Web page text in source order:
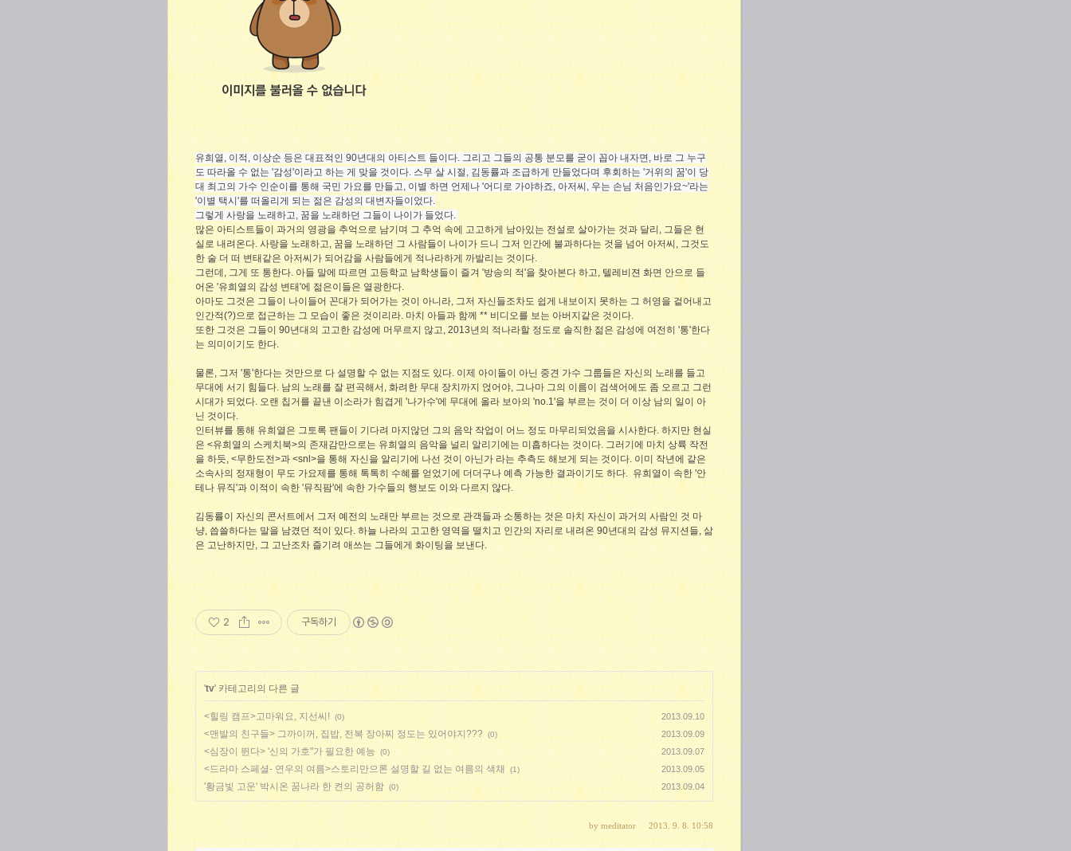
유희열, 이적, 이상순 등은 대표적인 90년대의 아티스트 들이다. 그리고 그들의 공통 분모를 굳이 꼽아 내자면, 바로 그 누구
도 따라올 수 없는 '감성'이라고 하는 게 맞을 것이다. 스무 살 시절, 김동률과 조급하게 만들었다며 후회하는 '거위의 꿈'이 당
대 최고의 가수 인순이를 통해 국민 가요를 만들고, 이별 하면 언제나 '어디로 가야하죠, 아저씨, 우는 손님 처음인가요~'라는
'이별 택시'를 떠올리게 되는 젊은 감성의 대변자들이었다.
그렇게 사랑을 노래하고, 꿈을 노래하던 그들이 나이가 들었다.
많은 아티스트들이 과거의 영광을 추억으로 남기며 그 추억 속에 고고하게 남아있는 전설로 살아가는 것과 달리, 그들은 현
실로 내려온다. 사랑을 노래하고, 꿈을 노래하던 그 사람들이 나이가 드니 그저 인간에 불과하다는 것을 넘어 아저씨, 그것도
한 술 더 떠 변태같은 아저씨가 되어감을 사람들에게 적나라하게 까발리는 것이다.
그런데, 그게 또 통한다. 아들 말에 따르면 고등학교 남학생들이 즐겨 '방송의 적'을 찾아본다 하고, 텔레비젼 화면 안으로 들
어온 '유희열의 감성 변태'에 젊은이들은 열광한다.
아마도 그것은 그들이 나이들어 꼰대가 되어가는 것이 아니라, 그저 자신들조차도 쉽게 내보이지 못하는 그 허영을 겉어내고
인간적(?)으로 접근하는 그 모습이 좋은 것이리라. 마치 아들과 함께 ** 비디오를 보는 아버지같은 것이다.
또한 그것은 그들이 90년대의 고고한 감성에 머무르지 않고, 2013년의 적나라할 정도로 솔직한 젊은 감성에 여전히 '통'한다
는 의미이기도 한다.
물론, 그저 '통'한다는 것만으로 다 설명할 수 없는 지점도 있다. 이제 아이돌이 아닌 중견 가수 그룹들은 자신의 노래를 들고
무대에 서기 힘들다. 남의 노래를 잘 편곡해서, 화려한 무대 장치까지 얹어야, 그나마 그의 이름이 검색어에도 좀 오르고 그런
시대가 되었다. 오랜 칩거를 끝낸 이소라가 힘겹게 '나가수'에 무대에 올라 보아의 'no.1'을 부르는 것이 더 이상 남의 일이 아
닌 것이다.
인터뷰를 통해 유희열은 그토록 팬들이 기다려 마지않던 그의 음악 작업이 어느 정도 마무리되었음을 시사한다. 하지만 현실
은 <유희열의 스케치북>의 존재감만으로는 유희열의 음악을 널리 알리기에는 미흡하다는 것이다. 그러기에 마치 상륙 작전
을 하듯, <무한도전>과 <snl>을 통해 자신을 알리기에 나선 것이 아닌가 라는 추측도 해보게 되는 것이다. 이미 작년에 같은
소속사의 정재형이 무도 가요제를 통해 톡톡히 수혜를 얻었기에 더더구나 예측 가능한 결과이기도 하다. 유희열이 속한 '안
테나 뮤직'과 이적이 속한 '뮤직팜'에 속한 가수들의 행보도 이와 다르지 않다.
김동률이 자신의 콘서트에서 그저 예전의 노래만 부르는 것으로 관객들과 소통하는 것은 마치 자신이 과거의 사람인 것 마
냥, 씁쓸하다는 말을 남겼던 적이 있다. 하늘 나라의 고고한 영역을 떨치고 인간의 자리로 내려온 90년대의 감성 뮤지션들, 삶
은 고난하지만, 그 고난조차 즐기려 애쓰는 그들에게 화이팅을 보낸다.
2 구독하기
'tv' 카테고리의 다른 글
<힐링 캠프>고마워요, 지선씨! (0) 2013.09.10
<맨발의 친구들> 그까이꺼, 집밥, 전복 장아찌 정도는 있어야지??? (0) 2013.09.09
<심장이 뛴다> '신의 가호"가 필요한 예능 (0) 2013.09.07
<드라마 스페셜- 연우의 여름>스토리만으론 설명할 길 없는 여름의 색채 (1) 2013.09.05
'황금빛 고운' 박시온 꿈나라 한 켠의 공허함 (0) 2013.09.04
bymeditator 2013. 9. 8. 10:58